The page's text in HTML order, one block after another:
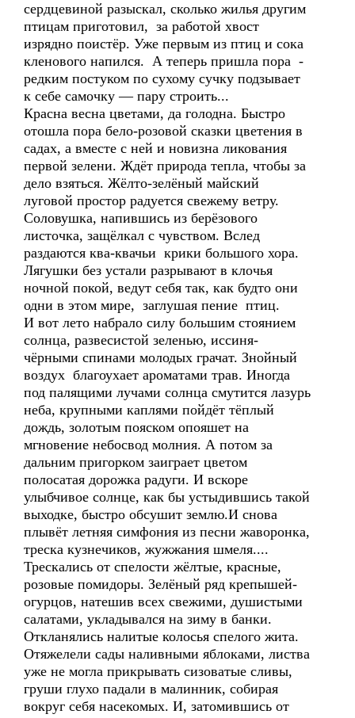
сердцевиной разыскал, сколько жилья другим
птицам приготовил, за работой хвост
изрядно поистёр. Уже первым из птиц и сока
кленового напился. А теперь пришла пора -
редким постуком по сухому сучку подзывает
к себе самочку — пару строить...
Красна весна цветами, да голодна. Быстро
отошла пора бело-розовой сказки цветения в
садах, а вместе с ней и новизна ликования
первой зелени. Ждёт природа тепла, чтобы за
дело взяться. Жёлто-зелёный майский
луговой простор радуется свежему ветру.
Соловушка, напившись из берёзового
листочка, защёлкал с чувством. Вслед
раздаются ква-квачьи крики большого хора.
Лягушки без устали разрывают в клочья
ночной покой, ведут себя так, как будто они
одни в этом мире, заглушая пение птиц.
И вот лето набрало силу большим стоянием
солнца, развесистой зеленью, иссиня-
чёрными спинами молодых грачат. Знойный
воздух благоухает ароматами трав. Иногда
под палящими лучами солнца смутится лазурь
неба, крупными каплями пойдёт тёплый
дождь, золотым пояском опояшет на
мгновение небосвод молния. А потом за
дальним пригорком заиграет цветом
полосатая дорожка радуги. И вскоре
улыбчивое солнце, как бы устыдившись такой
выходке, быстро обсушит землю.И снова
плывёт летняя симфония из песни жаворонка,
треска кузнечиков, жужжания шмеля....
Трескались от спелости жёлтые, красные,
розовые помидоры. Зелёный ряд крепышей-
огурцов, натешив всех свежими, душистыми
салатами, укладывался на зиму в банки.
Откланялись налитые колосья спелого жита.
Отяжелели сады наливными яблоками, листва
уже не могла прикрывать сизоватые сливы,
груши глухо падали в малинник, собирая
вокруг себя насекомых. И, затомившись от